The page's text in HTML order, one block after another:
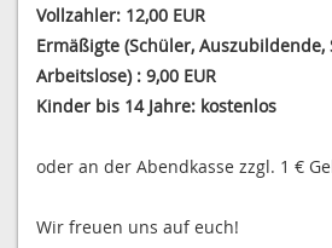
Vollzahler: 12,00 EUR
Ermäßigte (Schüler, Auszubildende,
Arbeitslose) : 9,00 EUR
Kinder bis 14 Jahre: kostenlos
oder an der Abendkasse zzgl. 1 €
Wir freuen uns auf euch!